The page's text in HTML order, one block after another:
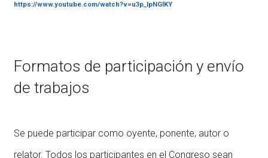
https://www.youtube.com/watch?v=u3p_lpNGIKY
Formatos de participación y envío
de trabajos
Se puede participar como oyente, ponente, autor o
relator. Todos los participantes en el Congreso sean